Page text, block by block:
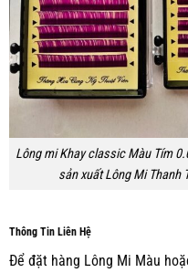
Lông mi Khay classic Màu Tím
sản xuất Lông Mi Thanh
Thông Tin Liên Hệ
Để đặt hàng Lông Mi Màu